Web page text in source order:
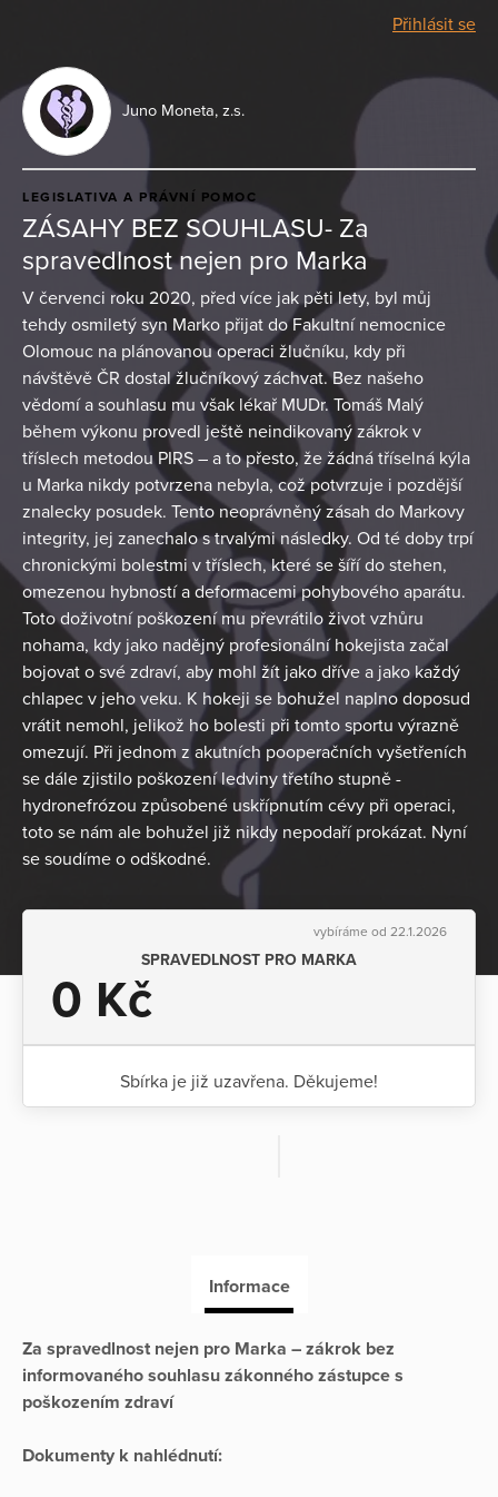
Přihlásit se
Juno Moneta, z.s.
LEGISLATIVA A PRÁVNÍ POMOC
ZÁSAHY BEZ SOUHLASU- Za
spravedlnost nejen pro Marka
V červenci roku 2020, před více jak pěti lety, byl můj
tehdy osmiletý syn Marko přijat do Fakultní nemocnice
Olomouc na plánovanou operaci žlučníku, kdy při
návštěvě ČR dostal žlučníkový záchvat. Bez našeho
vědomí a souhlasu mu však lékař MUDr. Tomáš Malý
během výkonu provedl ještě neindikovaný zákrok v
tříslech metodou PIRS – a to přesto, že žádná tříselná kýla
u Marka nikdy potvrzena nebyla, což potvrzuje i pozdější
znalecky posudek. Tento neoprávněný zásah do Markovy
integrity, jej zanechalo s trvalými následky. Od té doby trpí
chronickými bolestmi v tříslech, které se šíří do stehen,
omezenou hybností a deformacemi pohybového aparátu.
Toto doživotní poškození mu převrátilo život vzhůru
nohama, kdy jako nadějný profesionální hokejista začal
bojovat o své zdraví, aby mohl žít jako dříve a jako každý
chlapec v jeho veku. K hokeji se bohužel naplno doposud
vrátit nemohl, jelikož ho bolesti při tomto sportu výrazně
omezují. Při jednom z akutních pooperačních vyšetřeních
se dále zjistilo poškození ledviny třetího stupně -
hydronefrózou způsobené uskřípnutím cévy při operaci,
toto se nám ale bohužel již nikdy nepodaří prokázat. Nyní
se soudíme o odškodné.
vybíráme od 22.1.2026
SPRAVEDLNOST PRO MARKA
0 Kč
Sbírka je již uzavřena. Děkujeme!
Informace
Za spravedlnost nejen pro Marka – zákrok bez
informovaného souhlasu zákonného zástupce s
poškozením zdraví
Dokumenty k nahlédnutí: